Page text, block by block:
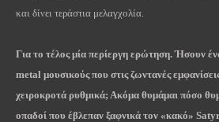
και δίνει τεράστια μελαγχολία.
Για το τέλος μία περίεργη ερώτηση. Ήσουν
metal μουσικούς που στις ζωντανές
χειροκροτά ρυθμικά; Ακόμα θυμάμαι πόσο
οπαδοί που έβλεπαν ξαφνικά τον «κακό»